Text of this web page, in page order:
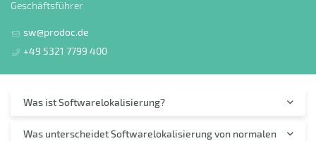
Geschäftsführer
sw@prodoc.de
+49 5321 7799 400
Was ist Softwarelokalisierung?
Was unterscheidet Softwarelokalisierung von normalen